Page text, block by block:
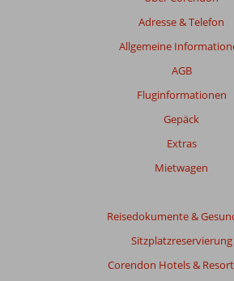
Adresse & Telefon
Allgemeine
AGB
Fluginformationen
Gepäck
Extras
Mietwagen
Reisedokumente &
Sitzplatzreservierung
Corendon Hotels &